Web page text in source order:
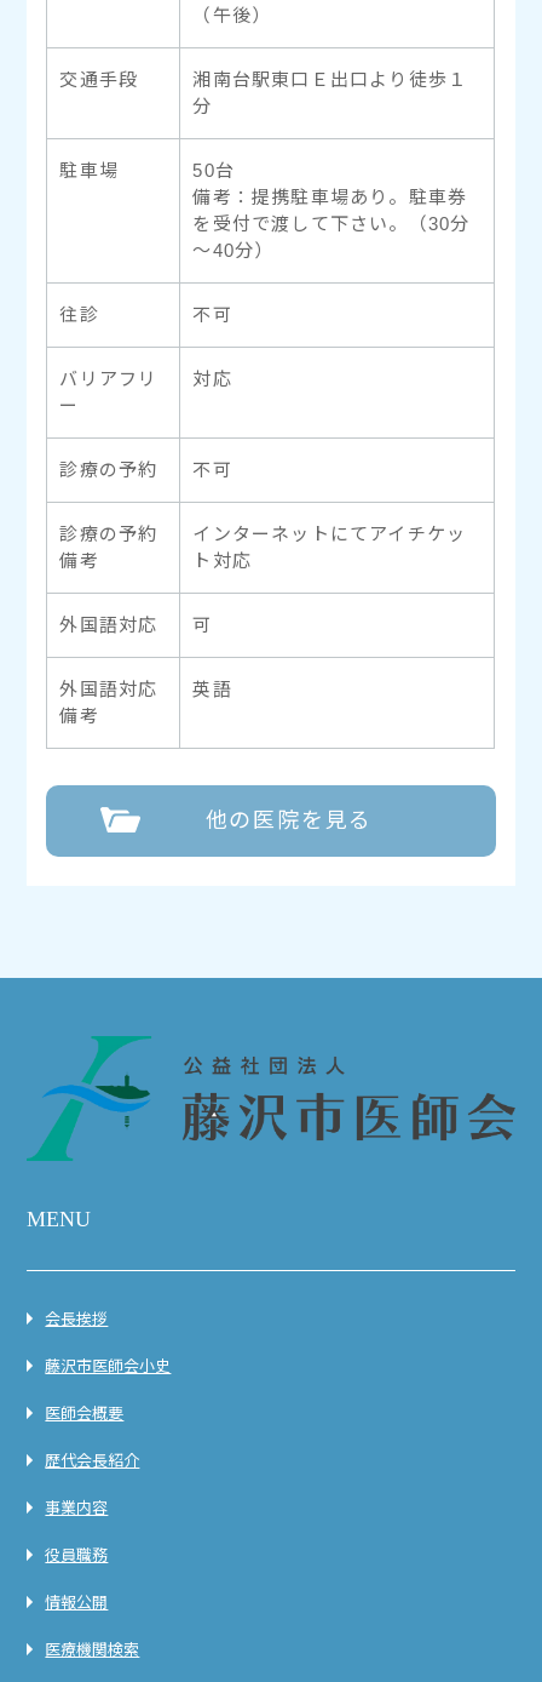
（午後）
交通手段
湘南台駅東口Ｅ出口より徒歩１
分
駐車場
50台
備考：提携駐車場あり。駐車券
を受付で渡して下さい。（30分
～40分）
往診 不可
バリアフリ
ー
対応
診療の予約 不可
診療の予約
備考
インターネットにてアイチケッ
ト対応
外国語対応 可
外国語対応
備考
英語
他の医院を見る
MENU
会長挨拶
藤沢市医師会小史
医師会概要
歴代会長紹介
事業内容
役員職務
情報公開
医療機関検索